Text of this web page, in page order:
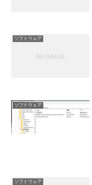
ソフトウェア
ソフトウェア
ソフトウェア